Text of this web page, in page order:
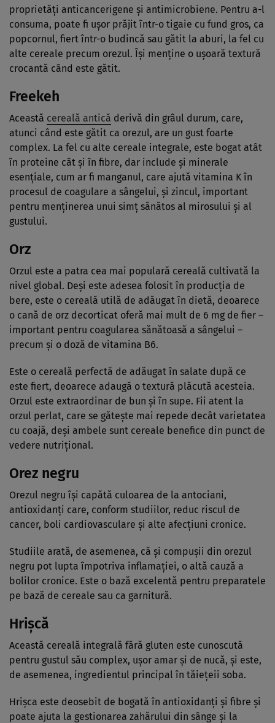
proprietăți anticancerigene și antimicrobiene. Pentru a-l
consuma, poate fi ușor prăjit într-o tigaie cu fund gros, ca
popcornul, fiert într-o budincă sau gătit la aburi, la fel cu
alte cereale precum orezul. Își menține o ușoară textură
crocantă când este gătit.
Freekeh
Această cereală antică derivă din grâul durum, care,
atunci când este gătit ca orezul, are un gust foarte
complex. La fel cu alte cereale integrale, este bogat atât
în proteine cât și în fibre, dar include și minerale
esențiale, cum ar fi manganul, care ajută vitamina K în
procesul de coagulare a sângelui, și zincul, important
pentru menținerea unui simț sănătos al mirosului și al
gustului.
Orz
Orzul este a patra cea mai populară cereală cultivată la
nivel global. Deși este adesea folosit în producția de
bere, este o cereală utilă de adăugat în dietă, deoarece
o cană de orz decorticat oferă mai mult de 6 mg de fier –
important pentru coagularea sănătoasă a sângelui –
precum și o doză de vitamina B6.
Este o cereală perfectă de adăugat în salate după ce
este fiert, deoarece adaugă o textură plăcută acesteia.
Orzul este extraordinar de bun și în supe. Fii atent la
orzul perlat, care se gătește mai repede decât varietatea
cu coajă, deși ambele sunt cereale benefice din punct de
vedere nutrițional.
Orez negru
Orezul negru își capătă culoarea de la antociani,
antioxidanți care, conform studiilor, reduc riscul de
cancer, boli cardiovasculare și alte afecțiuni cronice.
Studiile arată, de asemenea, că și compușii din orezul
negru pot lupta împotriva inflamației, o altă cauză a
bolilor cronice. Este o bază excelentă pentru preparatele
pe bază de cereale sau ca garnitură.
Hrișcă
Această cereală integrală fără gluten este cunoscută
pentru gustul său complex, ușor amar și de nucă, și este,
de asemenea, ingredientul principal în tăiețeii soba.
Hrișca este deosebit de bogată în antioxidanți și fibre și
poate ajuta la gestionarea zahărului din sânge și la